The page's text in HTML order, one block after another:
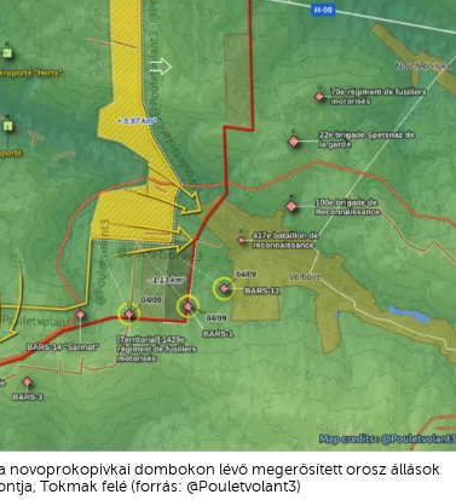
novoprokopivkai dombokon lévő megerősített orosz állások
Tokmak felé (forrás: @Pouletvolant3)